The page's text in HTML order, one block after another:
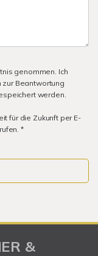
genommen. Ich
Beantwortung
werden.
für die Zukunft per E-
*
&